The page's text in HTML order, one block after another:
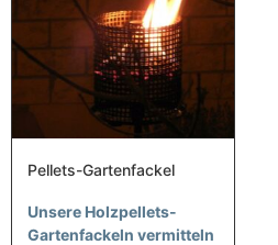
Pellets-Gartenfackel
Unsere Holzpellets-
Gartenfackeln vermitteln